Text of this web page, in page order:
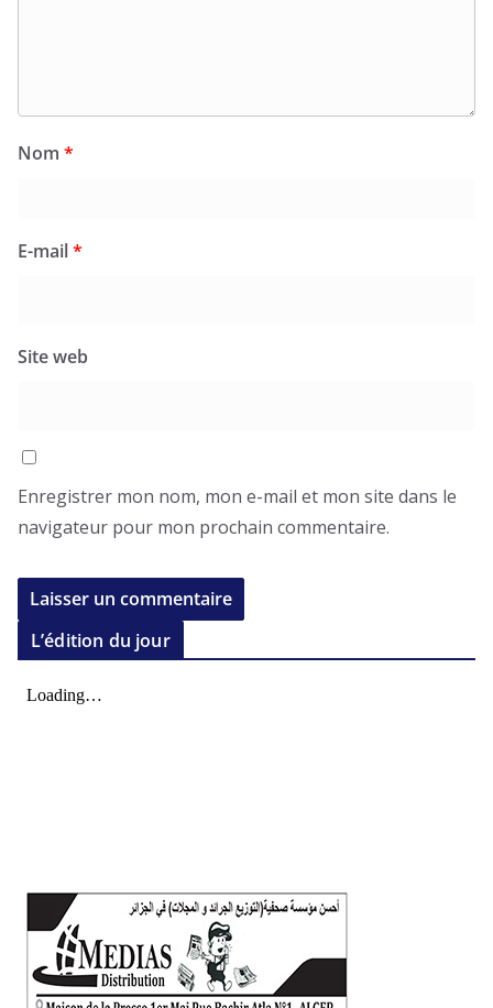
Nom *
E-mail*
Site web
Enregistrer mon nom, mon e-mail et mon site dans le
navigateur pour mon prochain commentaire.
L’édition du jour